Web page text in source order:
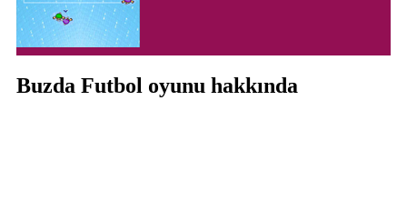
Buzda Futbol oyunu hakkında